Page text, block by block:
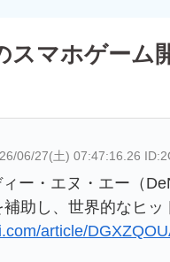
スマホゲー
06/27(土) 07:47:16.26
ー・エヌ・エー（
助し、世界的なヒ
article/